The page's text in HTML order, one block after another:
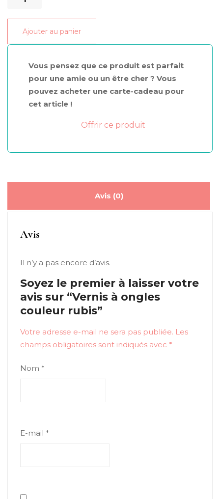
Vernis
ongles
Ajouter au panier
Vous pensez que ce produit est parfait
pour une amie ou un être cher ? Vous
pouvez acheter une carte-cadeau pour
cet article !
Offrir ce produit
Avis (0)
Avis
Il n’y a pas encore d’avis.
Soyez le premier à laisser votre
avis sur “Vernis à ongles
couleur rubis”
Votre adresse e-mail ne sera pas publiée. Les
champs obligatoires sont indiqués avec *
Nom *
E-mail *